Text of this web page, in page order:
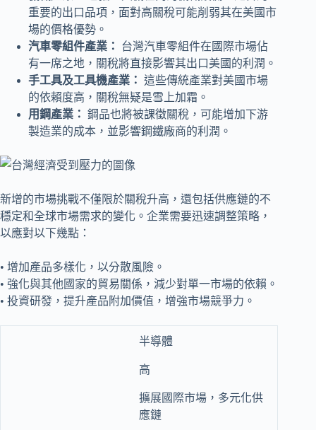
重要的出口品項，面對高關稅可能削弱其在美國市
場的價格優勢。
汽車零組件產業：
台灣汽車零組件在國際市場佔
有一席之地，關稅將直接影響其出口美國的利潤。
手工具及工具機產業： 這些傳統產業對美國市場
的依賴度高，關稅無疑是雪上加霜。
用鋼產業： 鋼品也將被課徵關稅，可能增加下游
製造業的成本，並影響鋼鐵廠商的利潤。
新增的市場挑戰不僅限於關稅升高，還包括供應鏈的不
穩定和全球市場需求的變化。企業需要迅速調整策略，
以應對以下幾點：
• 增加產品多樣化，以分散風險。
• 強化與其他國家的貿易關係，減少對單一市場的依賴。
• 投資研發，提升產品附加價值，增強市場競爭力。
半導體
高
擴展國際市場，多元化供
應鏈